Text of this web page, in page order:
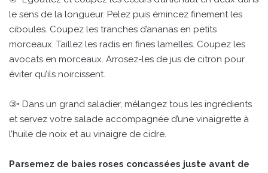
le sens de la longueur. Pelez puis émincez finement les
ciboules. Coupez les tranches d’ananas en petits
morceaux. Taillez les radis en fines lamelles. Coupez les
avocats en morceaux. Arrosez-les de jus de citron pour
éviter qu’ils noircissent.
③• Dans un grand saladier, mélangez tous les ingrédients
et servez votre salade accompagnée d’une vinaigrette à
l’huile de noix et au vinaigre de cidre.
Parsemez de baies roses concassées juste avant de